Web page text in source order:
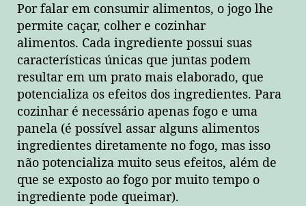
Por falar em consumir alimentos, o jogo lhe
permite caçar, colher e cozinhar
alimentos. Cada ingrediente possui suas
características únicas que juntas podem
resultar em um prato mais elaborado, que
potencializa os efeitos dos ingredientes. Para
cozinhar é necessário apenas fogo e uma
panela (é possível assar alguns alimentos
ingredientes diretamente no fogo, mas isso
não potencializa muito seus efeitos, além de
que se exposto ao fogo por muito tempo o
ingrediente pode queimar).